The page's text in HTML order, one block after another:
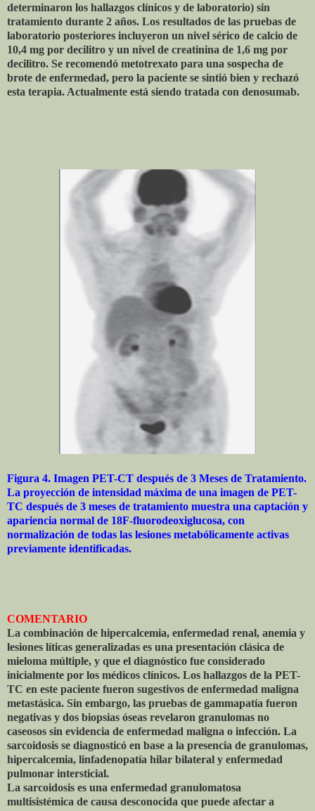
determinaron los hallazgos clínicos y de laboratorio) sin
tratamiento durante 2 años. Los resultados de las pruebas de
laboratorio posteriores incluyeron un nivel sérico de calcio de
10,4 mg por decilitro y un nivel de creatinina de 1,6 mg por
decilitro. Se recomendó metotrexato para una sospecha de
brote de enfermedad, pero la paciente se sintió bien y rechazó
esta terapia. Actualmente está siendo tratada con denosumab.
Figura 4. Imagen PET-CT después de 3 Meses de Tratamiento.
La proyección de intensidad máxima de una imagen de PET-
TC después de 3 meses de tratamiento muestra una captación y
apariencia normal de 18F-fluorodeoxiglucosa, con
normalización de todas las lesiones metabólicamente activas
previamente identificadas.
COMENTARIO
La combinación de hipercalcemia, enfermedad renal, anemia y
lesiones líticas generalizadas es una presentación clásica de
mieloma múltiple, y que el diagnóstico fue considerado
inicialmente por los médicos clínicos. Los hallazgos de la PET-
TC en este paciente fueron sugestivos de enfermedad maligna
metastásica. Sin embargo, las pruebas de gammapatía fueron
negativas y dos biopsias óseas revelaron granulomas no
caseosos sin evidencia de enfermedad maligna o infección. La
sarcoidosis se diagnosticó en base a la presencia de granulomas,
hipercalcemia, linfadenopatía hilar bilateral y enfermedad
pulmonar intersticial.
La sarcoidosis es una enfermedad granulomatosa
multisistémica de causa desconocida que puede afectar a